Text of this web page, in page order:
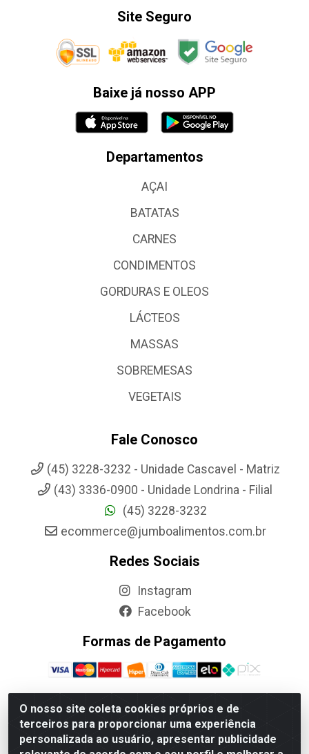
O nosso site coleta cookies próprios e de
terceiros para proporcionar uma experiência
personalizada ao usuário, apresentar publicidade
Site Seguro
Baixe já nosso APP
Departamentos
AÇAI
BATATAS
CARNES
CONDIMENTOS
GORDURAS E OLEOS
LÁCTEOS
MASSAS
SOBREMESAS
VEGETAIS
Fale Conosco
(45) 3228-3232 - Unidade Cascavel - Matriz
(43) 3336-0900 - Unidade Londrina - Filial
(45) 3228-3232
ecommerce@jumboalimentos.com.br
Redes Sociais
Instagram
Facebook
Formas de Pagamento
Jumbo Alimentos Cascavel - Matriz - Rua Itatiba Do Sul, 161 -
Santos Dumont, Cascavel-PR - CEP 85804-700- CNPJ